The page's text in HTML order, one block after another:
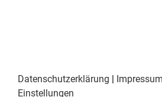
Datenschutzerklärung | Impressum
Einstellungen